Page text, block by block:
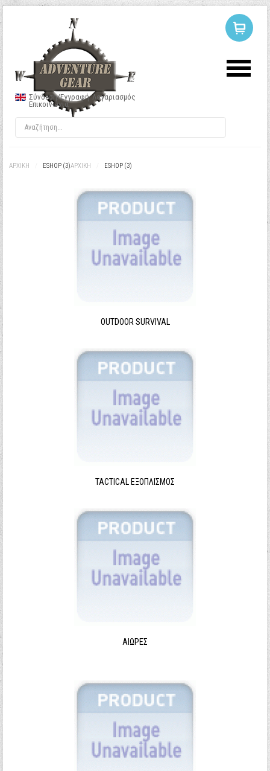
Σύνδεση/Εγγραφή Λογαριασμός
Επικοινωνία
ΑΡΧΙΚΉ ESHOP (3)ΑΡΧΙΚΉ ESHOP (3)
OUTDOOR SURVIVAL
TACTICAL ΕΞΟΠΛΙΣΜΌΣ
ΑΙΩΡΕΣ
ΣΥΝΔΕΣΗ
Κωδικός
Να με θυμάσαι